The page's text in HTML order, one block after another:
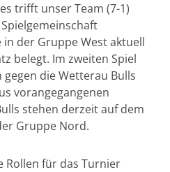
trifft unser Team (7-1)
in der Gruppe West aktuell
belegt. Im zweiten Spiel
gegen die Wetterau Bulls
vorangegangenen
stehen derzeit auf dem
Gruppe Nord.
Rollen für das Turnier